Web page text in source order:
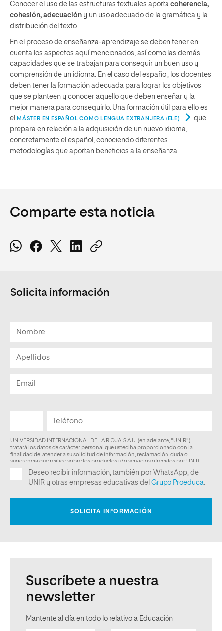
Conocer el uso de las estructuras textuales aporta coherencia,
cohesión, adecuación y un uso adecuado de la gramática y la
distribución del texto.
En el proceso de enseñanza-aprendizaje se deben tener en
cuenta los aspectos aquí mencionados, así como las demás
capacidades que se trabajan para conseguir un buen uso y
comprensión de un idioma. En el caso del español, los docentes
deben tener la formación adecuada para lograr los objetivos
que se planteen y conocer aquello que deben enseñar y la
mejor manera para conseguirlo. Una formación útil para ello es
el
MÁSTER EN ESPAÑOL COMO LENGUA EXTRANJERA (ELE)
que
prepara en relación a la adquisición de un nuevo idioma,
concretamente el español, conociendo diferentes
metodologías que aportan beneficios a la enseñanza.
Comparte esta noticia
Solicita información
Suscríbete a nuestra
newsletter
Mantente al día en todo lo relativo a Educación